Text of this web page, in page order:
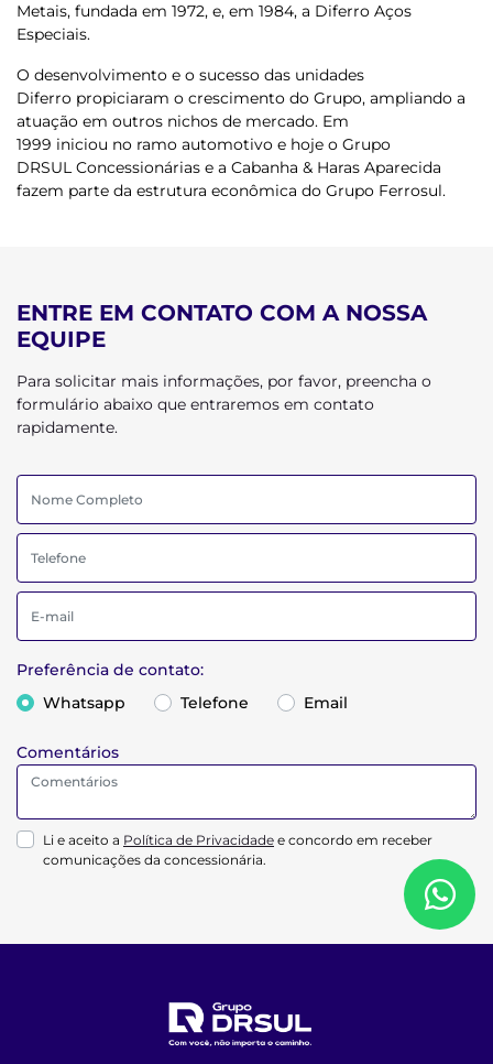
Metais, fundada em 1972, e, em 1984, a Diferro Aços
Especiais.
O desenvolvimento e o sucesso das unidades
Diferro propiciaram o crescimento do Grupo, ampliando a
atuação em outros nichos de mercado. Em
1999 iniciou no ramo automotivo e hoje o Grupo
DRSUL Concessionárias e a Cabanha & Haras Aparecida
fazem parte da estrutura econômica do Grupo Ferrosul.
ENTRE EM CONTATO COM A NOSSA
EQUIPE
Para solicitar mais informações, por favor, preencha o
formulário abaixo que entraremos em contato
rapidamente.
Preferência de contato:
Whatsapp
Telefone Email
Comentários
Li e aceito a Política de Privacidade e concordo em receber
comunicações da concessionária.